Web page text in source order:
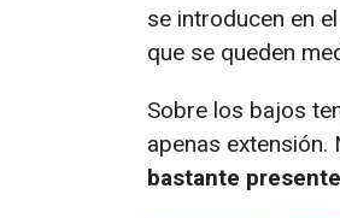
se introducen en
que se queden
Sobre los bajos
apenas
bastante